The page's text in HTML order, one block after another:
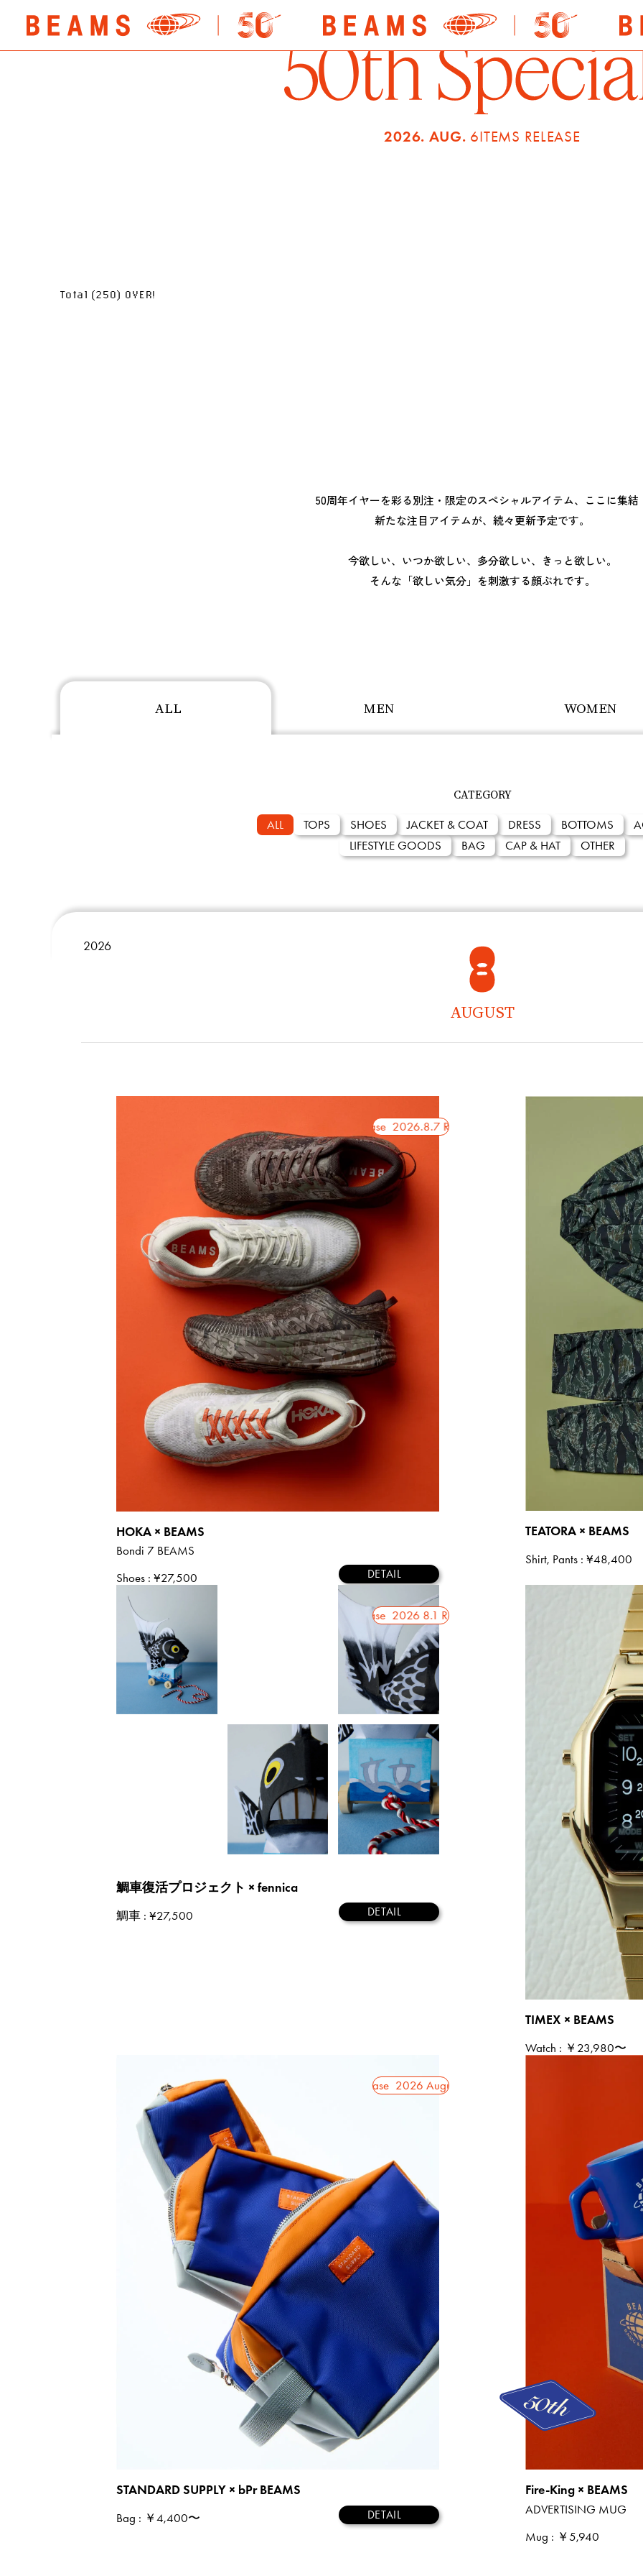
2026. AUG. 6ITEMS RELEASE
Total (250) OVER!
50周年イヤーを彩る別注・限定のスペシャルアイテム、ここに集結
新たな注目アイテムが、続々更新予定です。
今欲しい、いつか欲しい、多分欲しい、きっと欲しい。
そんな「欲しい気分」を刺激する顔ぶれです。
ALL MEN WOMEN
CATEGORY
ALL TOPS SHOES JACKET & COAT DRESS BOTTOMS
LIFESTYLE GOODS
BAG CAP & HAT OTHER
2026
AUGUST
2026.8.7 Release 2026.8.7 Release
HOKA × BEAMS
Bondi 7 BEAMS
Shoes : ¥27,500 DETAIL
TEATORA × BEAMS
Shirt, Pants : ¥48,400
2026 8.1 Release 2026 8.1 Release
鯛車復活プロジェクト × fennica
鯛車 : ¥27,500 DETAIL
TIMEX × BEAMS
Watch : ￥23,980〜
2026 August Release
STANDARD SUPPLY × bPr BEAMS
Bag : ￥4,400〜 DETAIL
Fire-King × BEAMS
ADVERTISING MUG
Mug : ￥5,940
童心 × BEAMS JAPAN
2026.5.21 Release
〈童心〉のぬいぐるみとして初となる
した〈ビームス ジャパン〉別注モデル
は“勝色”とも呼ばれ、学業成就や才能向
ALL ITEMS